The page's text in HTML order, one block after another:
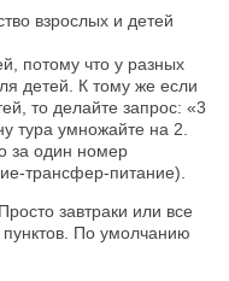
взрослых и детей
потому что у разных
детей. К тому же если
то делайте запрос: «3
тура умножайте на 2.
за один номер
трансфер-питание).
завтраки или все
По умолчанию